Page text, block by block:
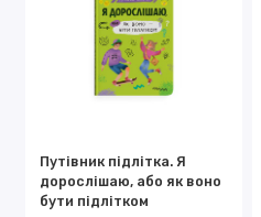
Путівник підлітка. Я
дорослішаю, або як воно
бути підлітком